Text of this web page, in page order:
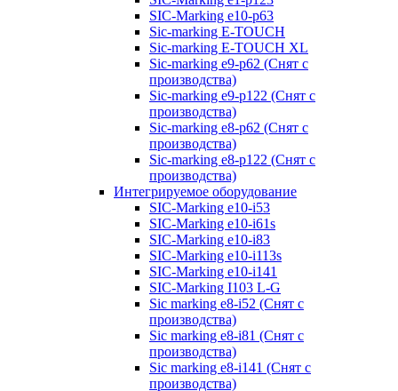
SIC-Marking e10-p63
Sic-marking E-TOUCH
Sic-marking E-TOUCH XL
Sic-marking e9-p62 (Снят с
производства)
Sic-marking e9-p122 (Снят с
производства)
Sic-marking e8-p62 (Снят с
производства)
Sic-marking e8-p122 (Снят с
производства)
Интегрируемое оборудование
SIC-Marking e10-i53
SIC-Marking e10-i61s
SIC-Marking e10-i83
SIC-Marking e10-i113s
SIC-Marking e10-i141
SIC-Marking I103 L-G
Sic marking e8-i52 (Снят с
производства)
Sic marking e8-i81 (Снят с
производства)
Sic marking e8-i141 (Снят с
производства)